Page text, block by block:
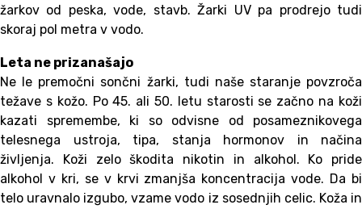
žarkov od peska, vode, stavb. Žarki UV pa prodrejo tudi
skoraj pol metra v vodo.
Leta ne prizanašajo
Ne le premočni sončni žarki, tudi naše staranje povzroča
težave s kožo. Po 45. ali 50. letu starosti se začno na koži
kazati spremembe, ki so odvisne od posameznikovega
telesnega ustroja, tipa, stanja hormonov in načina
življenja. Koži zelo škodita nikotin in alkohol. Ko pride
alkohol v kri, se v krvi zmanjša koncentracija vode. Da bi
telo uravnalo izgubo, vzame vodo iz sosednjih celic. Koža in